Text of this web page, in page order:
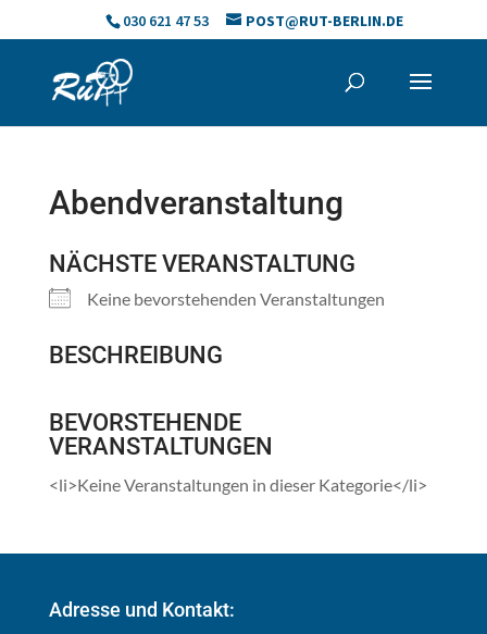
030 621 47 53 POST@RUT-BERLIN.DE
Abendveranstaltung
NÄCHSTE VERANSTALTUNG
Keine bevorstehenden Veranstaltungen
BESCHREIBUNG
BEVORSTEHENDE
VERANSTALTUNGEN
<li>Keine Veranstaltungen in dieser Kategorie</li>
Adresse und Kontakt: